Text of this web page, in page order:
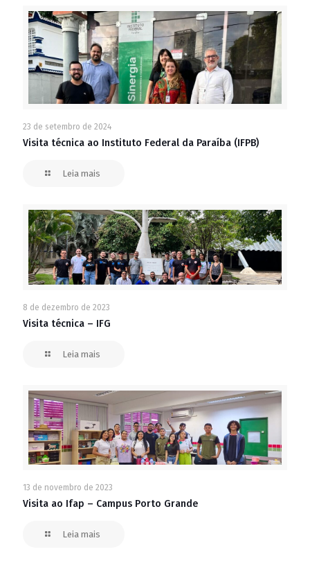
23 de setembro de 2024
Visita técnica ao Instituto Federal da Paraíba (IFPB)
Leia mais
8 de dezembro de 2023
Visita técnica – IFG
Leia mais
13 de novembro de 2023
Visita ao Ifap – Campus Porto Grande
Leia mais